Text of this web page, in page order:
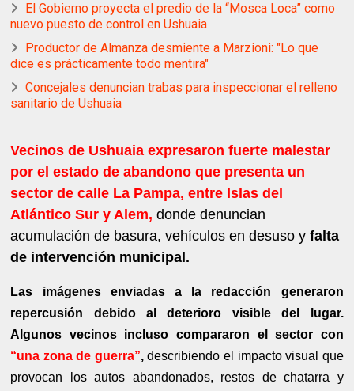
El Gobierno proyecta el predio de la “Mosca Loca” como
nuevo puesto de control en Ushuaia
Productor de Almanza desmiente a Marzioni: "Lo que
dice es prácticamente todo mentira"
Concejales denuncian trabas para inspeccionar el relleno
sanitario de Ushuaia
Vecinos de Ushuaia expresaron fuerte malestar
por el estado de abandono que presenta un
sector de calle La Pampa, entre Islas del
Atlántico Sur y Alem, donde denuncian
acumulación de basura, vehículos en desuso yfalta
de intervención municipal.
Las imágenes enviadas a la redacción generaron
repercusión debido al deterioro visible del lugar.
Algunos vecinos incluso compararon el sector con
“una zona de guerra”,describiendo el impacto visual que
provocan los autos abandonados, restos de chatarra y